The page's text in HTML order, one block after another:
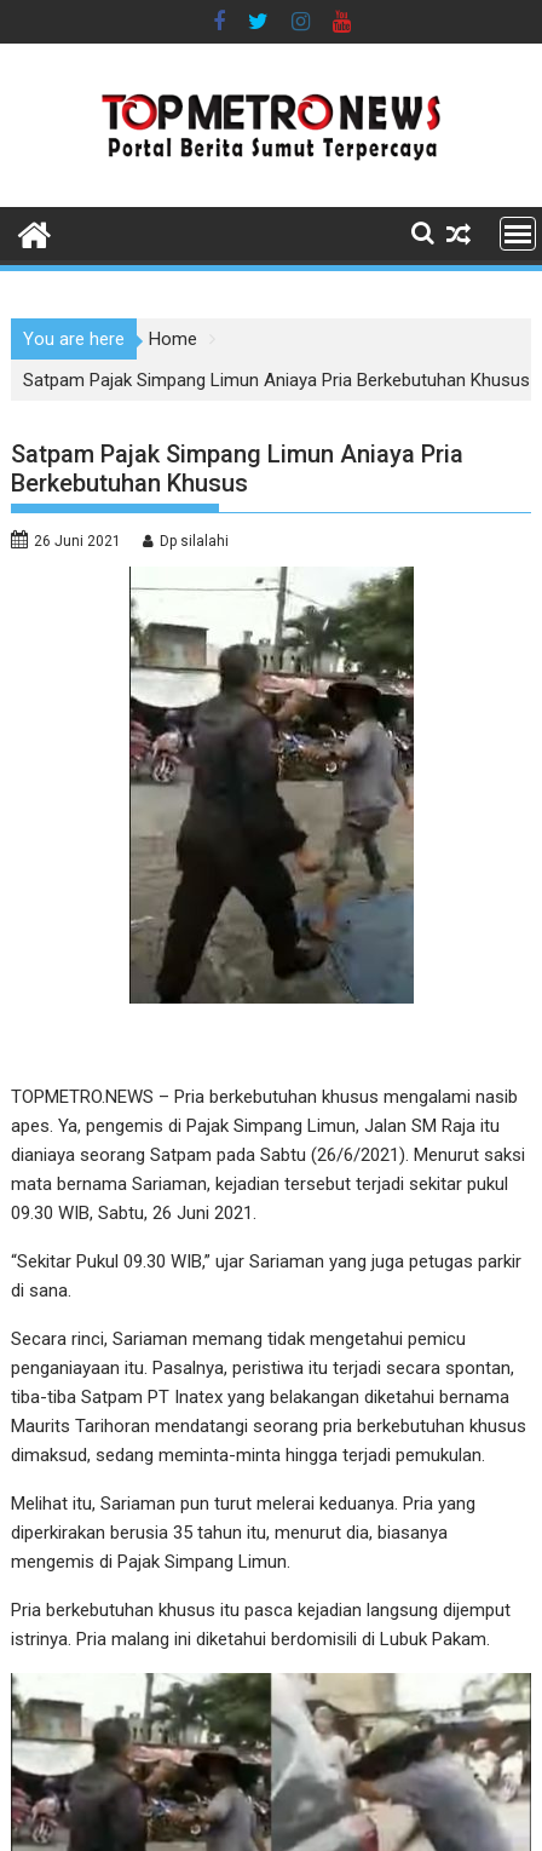
to
You are here
Home
Satpam Pajak Simpang Limun Aniaya Pria Berkebutuhan Khusus
Satpam Pajak Simpang Limun Aniaya Pria
Berkebutuhan Khusus
26 Juni 2021 Dp silalahi
TOPMETRO.NEWS – Pria berkebutuhan khusus mengalami nasib
apes. Ya, pengemis di Pajak Simpang Limun, Jalan SM Raja itu
dianiaya seorang Satpam pada Sabtu (26/6/2021). Menurut saksi
mata bernama Sariaman, kejadian tersebut terjadi sekitar pukul
09.30 WIB, Sabtu, 26 Juni 2021.
“Sekitar Pukul 09.30 WIB,” ujar Sariaman yang juga petugas parkir
di sana.
Secara rinci, Sariaman memang tidak mengetahui pemicu
penganiayaan itu. Pasalnya, peristiwa itu terjadi secara spontan,
tiba-tiba Satpam PT Inatex yang belakangan diketahui bernama
Maurits Tarihoran mendatangi seorang pria berkebutuhan khusus
dimaksud, sedang meminta-minta hingga terjadi pemukulan.
Melihat itu, Sariaman pun turut melerai keduanya. Pria yang
diperkirakan berusia 35 tahun itu, menurut dia, biasanya
mengemis di Pajak Simpang Limun.
Pria berkebutuhan khusus itu pasca kejadian langsung dijemput
istrinya. Pria malang ini diketahui berdomisili di Lubuk Pakam.